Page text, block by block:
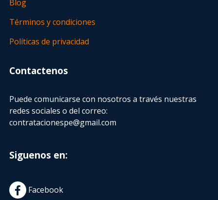
Blog
Términos y condiciones
Políticas de privacidad
Contactenos
Puede comunicarse con nosotros a través nuestras
redes sociales o del correo:
contratacionespe@gmail.com
Siguenos en:
Facebook